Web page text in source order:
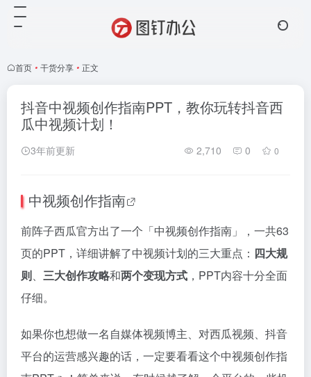
首页 • 干货分享 • 正文
抖音中视频创作指南PPT，教你玩转抖音西
瓜中视频计划！
3年前更新 2,710 0 0
中视频创作指南
前阵子西瓜官方出了一个「中视频创作指南」，一共63
页的PPT，详细讲解了中视频计划的三大重点： 四大规
则、 三大创作攻略和两个变现方式 ，PPT内容十分全面
仔细。
如果你也想做一名自媒体视频博主、对西瓜视频、抖音
平台的运营感兴趣的话，一定要看看这个中视频创作指